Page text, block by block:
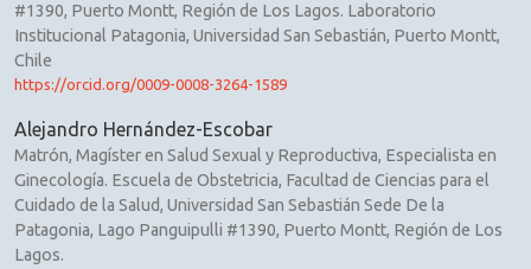
#1390, Puerto Montt, Región de Los Lagos. Laboratorio
Institucional Patagonia, Universidad San Sebastián, Puerto Montt,
Chile
https://orcid.org/0009-0008-3264-1589
Alejandro Hernández-Escobar
Matrón, Magíster en Salud Sexual y Reproductiva, Especialista en
Ginecología. Escuela de Obstetricia, Facultad de Ciencias para el
Cuidado de la Salud, Universidad San Sebastián Sede De la
Patagonia, Lago Panguipulli #1390, Puerto Montt, Región de Los
Lagos.